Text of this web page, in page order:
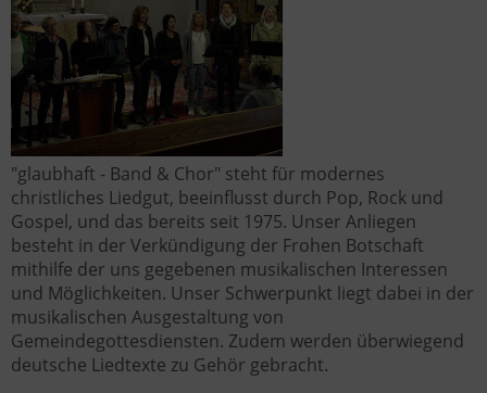
"glaubhaft - Band & Chor" steht für modernes
christliches Liedgut, beeinflusst durch Pop, Rock und
Gospel, und das bereits seit 1975. Unser Anliegen
besteht in der Verkündigung der Frohen Botschaft
mithilfe der uns gegebenen musikalischen Interessen
und Möglichkeiten. Unser Schwerpunkt liegt dabei in der
musikalischen Ausgestaltung von
Gemeindegottesdiensten. Zudem werden überwiegend
deutsche Liedtexte zu Gehör gebracht.